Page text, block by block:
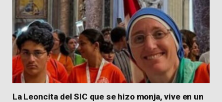
La Leoncita del SIC que se hizo monja, vive en un